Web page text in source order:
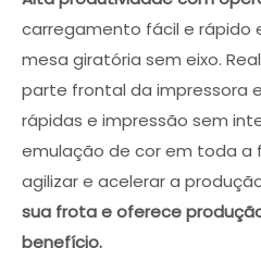
carregamento fácil e rápido
mesa giratória sem eixo.
parte frontal da impressora
rápidas e impressão sem
emulação de cor em toda a
agilizar e acelerar a
sua frota e oferece
benefício.
Qual é a máquina
Evite erros na escolha.
para conhecer os
a solução exata para